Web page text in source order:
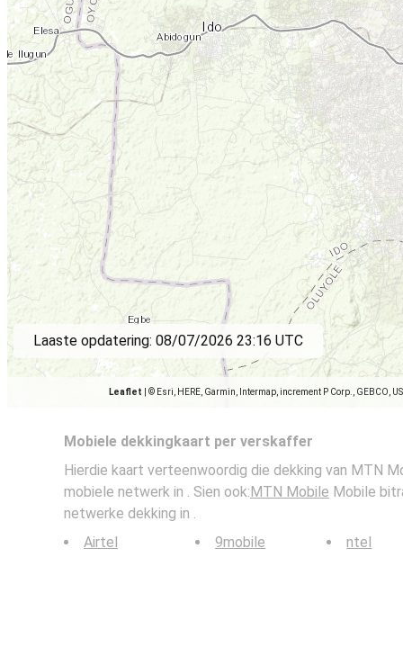
Leaflet © Esri, HERE, Garmin, Intermap, increment P Corp., GEBCO,
Laaste opdatering: 08/07/2026 23:16 UTC
Mobiele dekkingkaart per verskaffer
Hierdie kaart verteenwoordig die dekking van MTN
mobiele netwerk in . Sien ook:MTN Mobile Mobile
netwerke dekking in .
Airtel
9mobile ntel